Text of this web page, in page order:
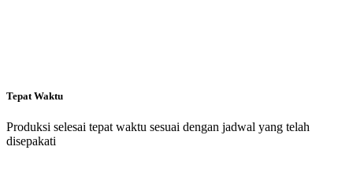
Tepat Waktu
Produksi selesai tepat waktu sesuai dengan jadwal yang telah
disepakati